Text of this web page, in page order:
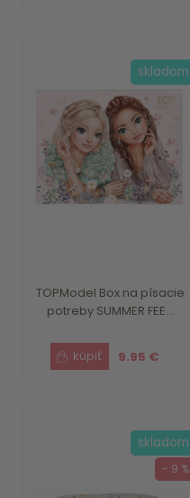
TOPModel Box na písacie
potreby SUMMER FEE...
9.95 €
skladom
skladom
- 9 %